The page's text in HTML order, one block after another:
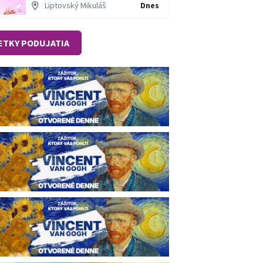
Liptovský Mikuláš Dnes
PODUJATIA